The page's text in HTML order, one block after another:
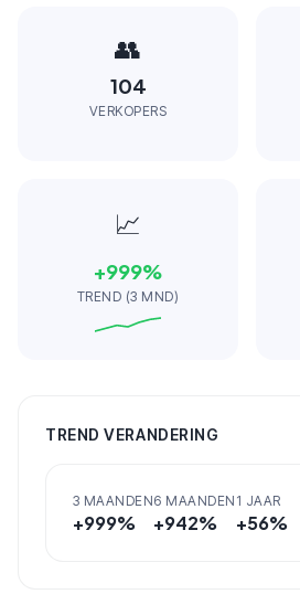
👥
104
VERKOPERS
📈
+999%
TREND (3 MND)
TREND VERANDERING
3 MAANDEN
+999%
6 MAANDEN
+942%
1 JAAR
+56%